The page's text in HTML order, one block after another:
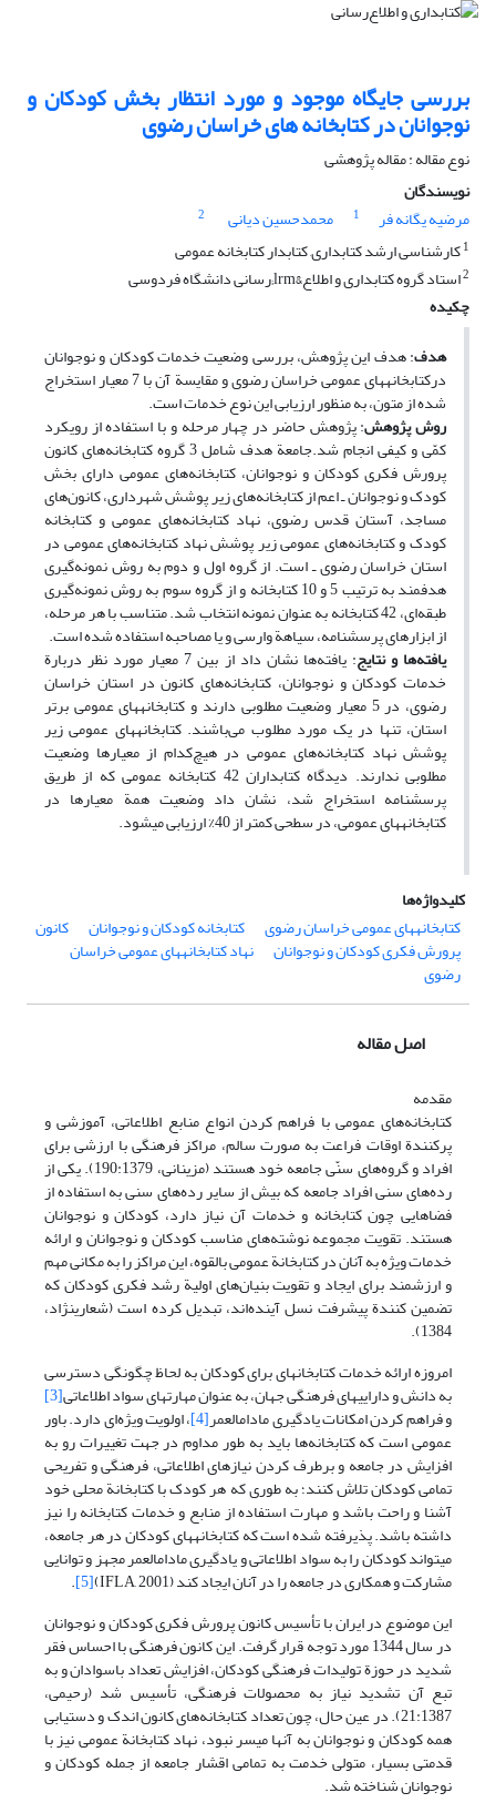
بررسی جایگاه موجود و مورد انتظار بخش کودکان و
نوجوانان در کتابخانه های خراسان رضوی
نوع مقاله : مقاله پژوهشی
نویسندگان
مرضیه یگانه فر
1 محمدحسین دیانی
2
1کارشناسی ارشد کتابداری, کتابدار کتابخانه عمومی
2استاد گروه کتابداری و اطلاع&lrm;رسانی دانشگاه فردوسی
چکیده
هدف: هدف این پژوهش، بررسی وضعیت خدمات کودکان و نوجوانان
درکتابخانه‎های ‎عمومی خراسان رضوی و مقایسة آن با 7 معیار استخراج
شده از متون، به منظور ارزیابی این نوع خدمات است.
روش پژوهش: پژوهش حاضر در چهار مرحله و با استفاده از رویکرد
کمّی و کیفی انجام شد.جامعة هدف شامل 3 گروه کتابخانه‌های کانون
پرورش فکری کودکان و نوجوانان، کتابخانه‌های عمومی دارای بخش
کودک و نوجوانان ـ اعم از کتابخانه‌های زیر پوشش شهرداری، کانون‌های
مساجد، آستان ‌قدس رضوی، نهاد کتابخانه‌های عمومی و کتابخانه
کودک و کتابخانه‌های عمومی زیر پوشش نهاد کتابخانه‌های عمومی در
استان خراسان رضوی ـ است. از گروه اول و دوم به روش نمونه‌گیری
هدفمند به ترتیب 5 و 10 کتابخانه و از گروه سوم به روش نمونه‌گیری
طبقه‌ای، 42 کتابخانه به عنوان نمونه انتخاب شد. متناسب با هر مرحله،
از ابزارهای پرسشنامه، سیاهة وارسی و یا مصاحبه استفاده شده است.
یافته‌ها و نتایج : یافته‌ها نشان داد از بین 7 معیار مورد نظر دربارة
خدمات کودکان و نوجوانان، کتابخانه‌های کانون در استان خراسان
رضوی، در 5 معیار وضعیت مطلوبی دارند و کتابخانه‎های ‎عمومی برتر
استان، تنها در یک مورد مطلوب می‌باشند. کتابخانه‎های ‎عمومی زیر
پوشش نهاد کتابخانه‌های عمومی در هیچ‌کدام از معیارها وضعیت
مطلوبی ندارند. دیدگاه کتابداران 42 کتابخانه عمومی که از طریق
پرسشنامه استخراج شد، نشان داد وضعیت همة معیارها در
کتابخانه‎های ‎عمومی، در سطحی کمتر از 40% ارزیابی می‎شود.
کلیدواژه‌ها
کتابخانه‎های ‎عمومی خراسان رضوی
کتابخانه کودکان و نوجوانان کانون
پرورش فکری کودکان و نوجوانان نهاد کتابخانه‎های ‎عمومی خراسان
رضوی
اصل مقاله
مقدمه
کتابخانه‌های عمومی با فراهم‌ کردن انواع منابع اطلاعاتی، آموزشی و
پرکنندة اوقات فراعت به صورت سالم، مراکز فرهنگی با ارزشی برای
افراد و گروه‌های سنّی جامعه خود هستند (مزینانی، 190:1379). یکی از
رده‌های سنی افراد جامعه که بیش از سایر رده‌های سنی به استفاده از
فضاهایی چون کتابخانه و خدمات آن نیاز دارد، کودکان و نوجوانان
هستند. تقویت مجموعه نوشته‌های مناسب کودکان و نوجوانان و ارائه
خدمات ویژه به آنان در کتابخانة عمومی بالقوه، این مراکز را به مکانی مهم
و ارزشمند برای ایجاد و تقویت بنیان‌های اولیة رشد فکری کودکان که
تضمین کنندة پیشرفت نسل آینده‌اند، تبدیل کرده است (شعاری­نژاد،
1384).
امروزه ارائه خدمات کتابخانه­ای برای کودکان به لحاظ چگونگی دسترسی
به دانش و دارایی‎های ‎فرهنگی جهان، به عنوان مهارت­های سواد اطلاعاتی [3]
و فراهم کردن امکانات یادگیری مادام­العمر[4] ، اولویت ویژه‌ای دارد. باور
عمومی است که کتابخانه‌ها باید به طور مداوم در جهت تغییرات رو به
افزایش در جامعه و برطرف کردن نیاز‎های ‎اطلاعاتی، فرهنگی و تفریحی
تمامی کودکان تلاش کنند؛ به طوری که هر کودک با کتابخانة محلی خود
آشنا و راحت باشد و مهارت استفاده از منابع و خدمات کتابخانه را نیز
داشته باشد. پذیرفته شده است که کتابخانه‎های ‎کودکان در هر جامعه،
می‎تواند کودکان را به سواد اطلاعاتی و یادگیری مادام­العمر مجهز و توانایی
مشارکت و همکاری در جامعه را در آنان ایجاد کند (IFLA, 2001) [5]
.
این موضوع در ایران با تأسیس کانون پرورش فکری کودکان و نوجوانان
در سال 1344 مورد توجه قرار گرفت. این کانون فرهنگی با احساس فقر
شدید در حوزة تولیدات فرهنگی کودکان، افزایش تعداد باسوادان و به
تبع آن تشدید نیاز به محصولات فرهنگی، تأسیس شد (رحیمی،
21:1387). در عین حال، چون تعداد کتابخانه‌های کانون اندک و دستیابی
همه کودکان و نوجوانان به آنها میسر نبود، نهاد کتابخانة عمومی نیز با
قدمتی بسیار، متولی خدمت به تمامی اقشار جامعه از جمله کودکان و
نوجوانان شناخته شد.